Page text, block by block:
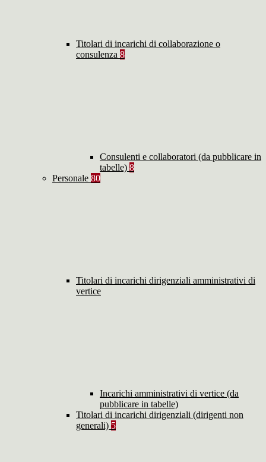
Titolari di incarichi di collaborazione o
consulenza 8
Consulenti e collaboratori (da pubblicare in
tabelle) 8
Personale 80
Titolari di incarichi dirigenziali amministrativi di
vertice
Incarichi amministrativi di vertice (da
pubblicare in tabelle)
Titolari di incarichi dirigenziali (dirigenti non
generali) 5